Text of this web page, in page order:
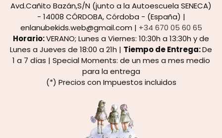
Avd.Cañito Bazán,S/N (junto a la Autoescuela SENECA)
- 14008 CÓRDOBA, Córdoba - (España) |
enlanubekids.web@gmail.com | +34 670 05 60 65
Horario:VERANO; Lunes a Viernes: 10:30h a 13:30h y de
Lunes a Jueves de 18:00 a 21h | Tiempo de Entrega:De
1 a 7 días | Special Moments: de un mes a mes medio
para la entrega
(*) Precios con Impuestos incluidos